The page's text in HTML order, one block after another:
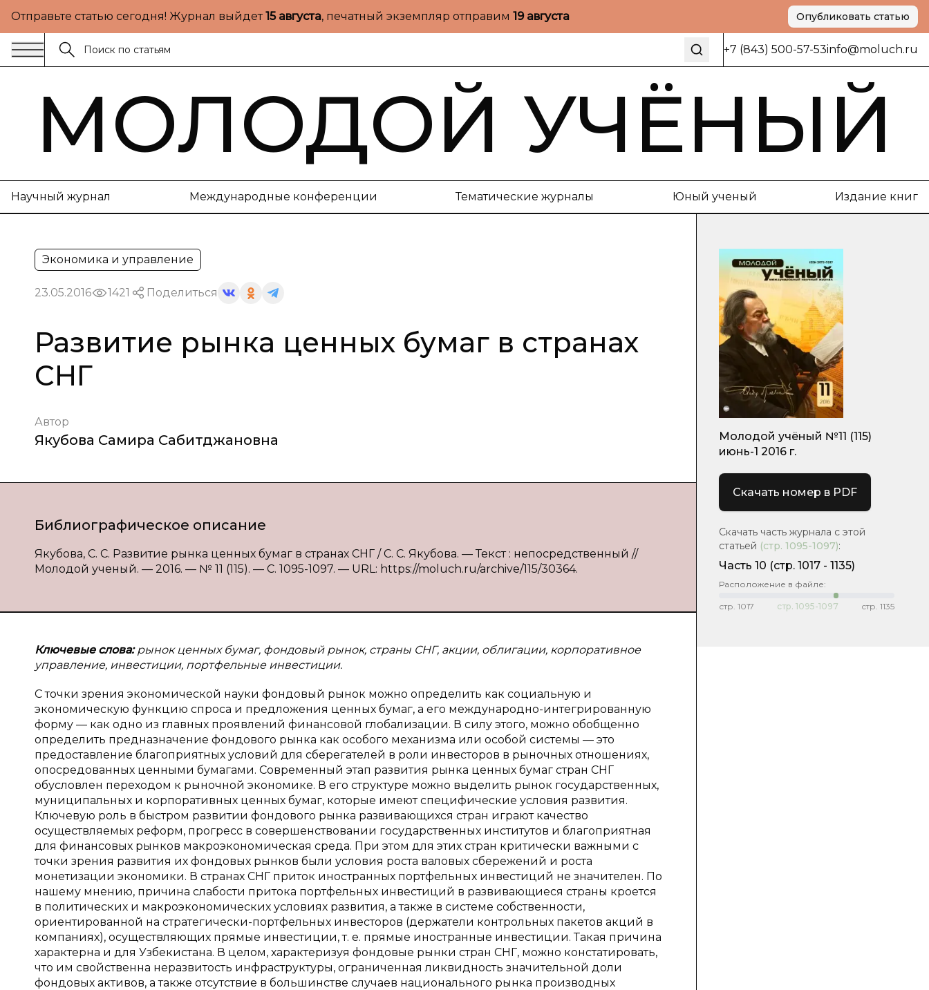
Отправьте статью сегодня! Журнал выйдет15 августа, печатный экземпляр отправим 19 августа Опубликовать статью
+7 (843) 500-57-53info@moluch.ru
МОЛОДОЙ УЧЁНЫЙ
Научный журнал Международные конференции Тематические журналы Юный ученый Издание книг
Экономика и управление
23.05.2016 1421 Поделиться
Развитие рынка ценных бумаг в странах
СНГ
Автор
Якубова Самира Сабитджановна
Библиографическое описание
Якубова, С. С. Развитие рынка ценных бумаг в странах СНГ / С. С. Якубова. — Текст : непосредственный //
Молодой ученый. — 2016. — № 11 (115). — С. 1095-1097. — URL: https://moluch.ru/archive/115/30364.
Ключевые слова:рынок ценных бумаг, фондовый рынок, страны СНГ, акции, облигации, корпоративное
управление, инвестиции, портфельные инвестиции.
С точки зрения экономической науки фондовый рынок можно определить как социальную и
экономическую функцию спроса и предложения ценных бумаг, а его международно-интегрированную
форму — как одно из главных проявлений финансовой глобализации. В силу этого, можно обобщенно
определить предназначение фондового рынка как особого механизма или особой системы — это
предоставление благоприятных условий для сберегателей в роли инвесторов в рыночных отношениях,
опосредованных ценными бумагами. Современный этап развития рынка ценных бумаг стран СНГ
обусловлен переходом к рыночной экономике. В его структуре можно выделить рынок государственных,
муниципальных и корпоративных ценных бумаг, которые имеют специфические условия развития.
Ключевую роль в быстром развитии фондового рынка развивающихся стран играют качество
осуществляемых реформ, прогресс в совершенствовании государственных институтов и благоприятная
для финансовых рынков макроэкономическая среда. При этом для этих стран критически важными с
точки зрения развития их фондовых рынков были условия роста валовых сбережений и роста
монетизации экономики. В странах СНГ приток иностранных портфельных инвестиций не значителен. По
нашему мнению, причина слабости притока портфельных инвестиций в развивающиеся страны кроется
в политических и макроэкономических условиях развития, а также в системе собственности,
ориентированной на стратегически-портфельных инвесторов (держатели контрольных пакетов акций в
компаниях), осуществляющих прямые инвестиции, т. е. прямые иностранные инвестиции. Такая причина
характерна и для Узбекистана. В целом, характеризуя фондовые рынки стран СНГ, можно констатировать,
что им свойственна неразвитость инфраструктуры, ограниченная ликвидность значительной доли
фондовых активов, а также отсутствие в большинстве случаев национального рынка производных
Молодой учёный №11 (115)
июнь-1 2016 г.
Скачать номер в PDF
Скачать часть журнала с этой
статьей (стр. 1095-1097):
Часть 10 (cтр. 1017 - 1135)
Расположение в файле:
стр. 1017 стр. 1095-1097 стр. 1135